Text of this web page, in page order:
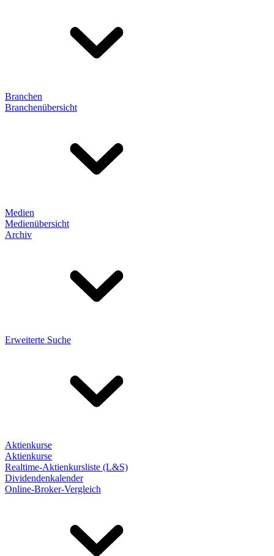
Branchen
Branchenübersicht
Medien
Medienübersicht
Archiv
Erweiterte Suche
Aktienkurse
Aktienkurse
Realtime-Aktienkursliste (L&S)
Dividendenkalender
Online-Broker-Vergleich